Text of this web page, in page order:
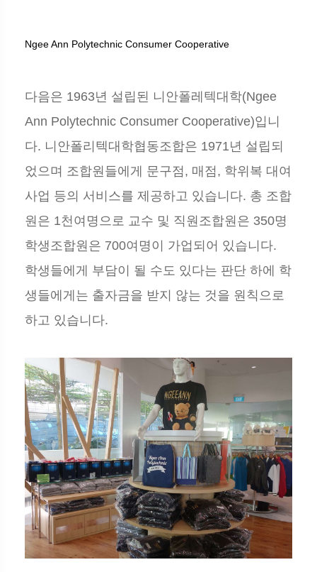
Ngee Ann Polytechnic Consumer Cooperative
다음은 1963년 설립된 니안폴레텍대학(Ngee
Ann Polytechnic Consumer Cooperative)입니
다. 니안폴리텍대학협동조합은 1971년 설립되
었으며 조합원들에게 문구점, 매점, 학위복 대여
사업 등의 서비스를 제공하고 있습니다. 총 조합
원은 1천여명으로 교수 및 직원조합원은 350명
학생조합원은 700여명이 가업되어 있습니다.
학생들에게 부담이 될 수도 있다는 판단 하에 학
생들에게는 출자금을 받지 않는 것을 원칙으로
하고 있습니다.